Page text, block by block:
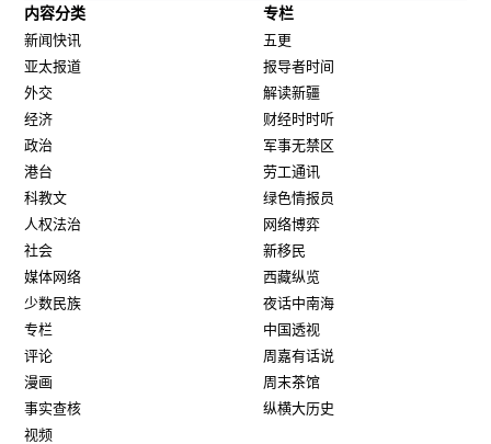
内容分类
新闻快讯
亚太报道
外交
经济
政治
港台
科教文
人权法治
社会
媒体网络
少数民族
专栏
评论
漫画
事实查核
视频
专栏
五更
报导者时间
解读新疆
财经时时听
军事无禁区
劳工通讯
绿色情报员
网络博弈
新移民
西藏纵览
夜话中南海
中国透视
周嘉有话说
周末茶馆
纵横大历史